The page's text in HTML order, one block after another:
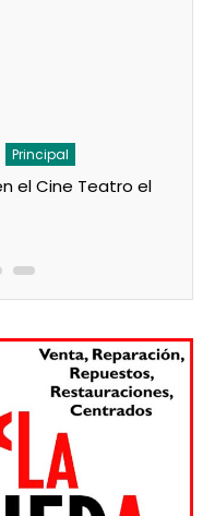
Principal
el Cine Teatro el